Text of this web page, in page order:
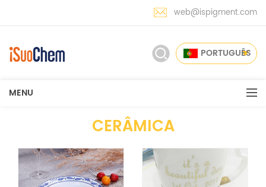
web@ispigment.com
PORTUGUÊS
MENU
CERÂMICA